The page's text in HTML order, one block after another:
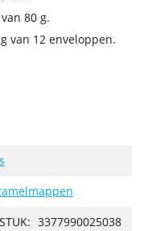
80 g.
van 12 enveloppen.
3377990025038